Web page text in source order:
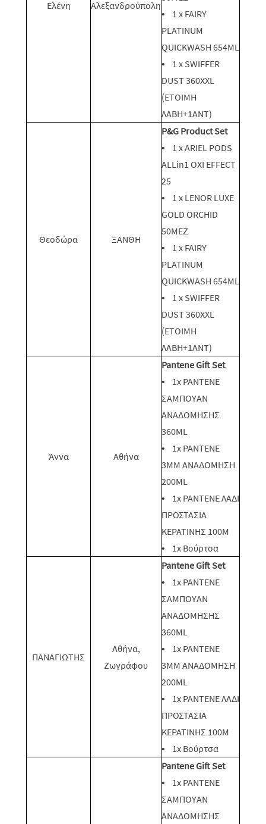
Ελένη Αλεξανδρούπολη
• 1 x FAIRY
PLATINUM
QUICKWASH 654ML
• 1 x SWIFFER
DUST 360XXL
(ΕΤΟΙΜΗ
ΛΑΒΗ+1ΑΝΤ)
Θεοδώρα ΞΑΝΘΗ
P&G Product Set
• 1 x ARIEL PODS
ALLin1 OXI EFFECT
25
• 1 x LENOR LUXE
GOLD ORCHID
50ΜEZ
• 1 x FAIRY
PLATINUM
QUICKWASH 654ML
• 1 x SWIFFER
DUST 360XXL
(ΕΤΟΙΜΗ
ΛΑΒΗ+1ΑΝΤ)
Άννα Αθήνα
Pantene Gift Set
• 1x PANTENE
ΣΑΜΠΟΥΑΝ
ΑΝΑΔΟΜΗΣΗΣ
360ML
• 1x PANTENE
3MM ΑΝΑΔΟΜΗΣΗ
200ML
• 1x PANTENE ΛΑΔΙ
ΠΡΟΣΤΑΣΙΑ
ΚΕΡΑΤΙΝΗΣ 100M
• 1x Βούρτσα
ΠΑΝΑΓΙΩΤΗΣ
Αθήνα,
Ζωγράφου
Pantene Gift Set
• 1x PANTENE
ΣΑΜΠΟΥΑΝ
ΑΝΑΔΟΜΗΣΗΣ
360ML
• 1x PANTENE
3MM ΑΝΑΔΟΜΗΣΗ
200ML
• 1x PANTENE ΛΑΔΙ
ΠΡΟΣΤΑΣΙΑ
ΚΕΡΑΤΙΝΗΣ 100M
• 1x Βούρτσα
Pantene Gift Set
• 1x PANTENE
ΣΑΜΠΟΥΑΝ
ΑΝΑΔΟΜΗΣΗΣ